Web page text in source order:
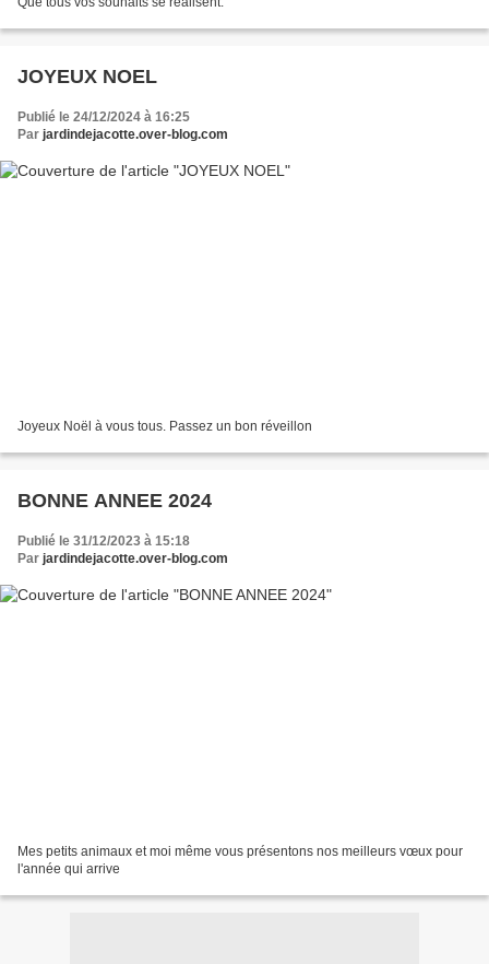
JOYEUX NOEL
Publié le 24/12/2024 à 16:25
Par jardindejacotte.over-blog.com
Joyeux Noël à vous tous. Passez un bon réveillon
BONNE ANNEE 2024
Publié le 31/12/2023 à 15:18
Par jardindejacotte.over-blog.com
Mes petits animaux et moi même vous présentons nos meilleurs vœux pour
l'année qui arrive